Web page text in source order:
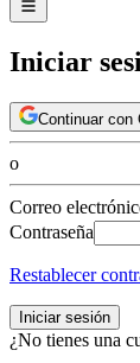
Iniciar
Continuar con
o
Correo
Contraseña
Restablecer
Iniciar sesión
¿No tienes una